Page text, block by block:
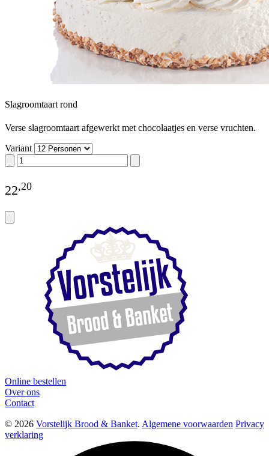
Slagroomtaart rond
Verse slagroomtaart afgewerkt met chocolaatjes en verse vruchten.
Variant
22,20
Online bestellen
Over ons
Contact
© 2026 Vorstelijk Brood & Banket. Algemene voorwaarden Privacy
verklaring